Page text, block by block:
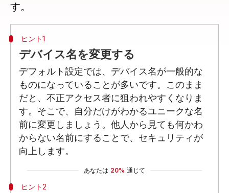
ヒント1
デバイス名を変更する
デフォルト設定では、デバイス名が一般的な
ものになっていることが多いです。このまま
だと、不正アクセス者に狙われやすくなりま
す。そこで、自分だけがわかるユニークな名
前に変更しましょう。他人から見ても何かわ
からない名前にすることで、セキュリティが
向上します。
あなたは 20% 通じて
ヒント2